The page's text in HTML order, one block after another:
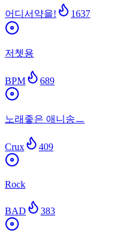
어디서약을! 1637
저쳇용
BPM 689
노래좋은 애니송ㅡ
Crux 409
Rock
BAD 383